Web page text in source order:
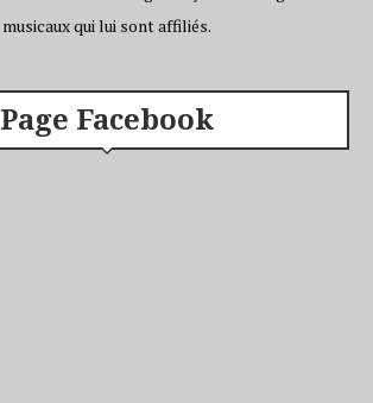
musicaux qui lui sont affiliés.
Page Facebook